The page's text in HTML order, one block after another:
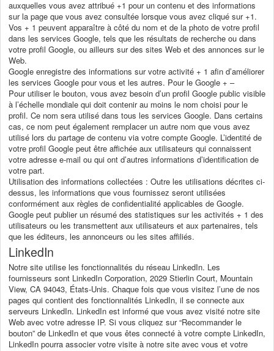
auxquelles vous avez attribué +1 pour un contenu et des informations
sur la page que vous avez consultée lorsque vous avez cliqué sur +1.
Vos + 1 peuvent apparaître à côté du nom et de la photo de votre profil
dans les services Google, tels que les résultats de recherche ou dans
votre profil Google, ou ailleurs sur des sites Web et des annonces sur le
Web.
Google enregistre des informations sur votre activité + 1 afin d’améliorer
les services Google pour vous et les autres. Pour le Google + –
Pour utiliser le bouton, vous avez besoin d’un profil Google public visible
à l’échelle mondiale qui doit contenir au moins le nom choisi pour le
profil. Ce nom sera utilisé dans tous les services Google. Dans certains
cas, ce nom peut également remplacer un autre nom que vous avez
utilisé lors du partage de contenu via votre compte Google. L’identité de
votre profil Google peut être affichée aux utilisateurs qui connaissent
votre adresse e-mail ou qui ont d’autres informations d’identification de
votre part.
Utilisation des informations collectées : Outre les utilisations décrites ci-
dessus, les informations que vous fournissez seront utilisées
conformément aux règles de confidentialité applicables de Google.
Google peut publier un résumé des statistiques sur les activités + 1 des
utilisateurs ou les transmettent aux utilisateurs et aux partenaires, tels
que les éditeurs, les annonceurs ou les sites affiliés.
LinkedIn
Notre site utilise les fonctionnalités du réseau LinkedIn. Les
fournisseurs sont LinkedIn Corporation, 2029 Stierlin Court, Mountain
View, CA 94043, États-Unis. Chaque fois que vous visitez l’une de nos
pages qui contient des fonctionnalités LinkedIn, il se connecte aux
serveurs LinkedIn. LinkedIn est informé que vous avez visité notre site
Web avec votre adresse IP. Si vous cliquez sur “Recommander le
bouton” de LinkedIn et que vous êtes connecté à votre compte LinkedIn,
LinkedIn pourra associer votre visite à notre site avec vous et votre